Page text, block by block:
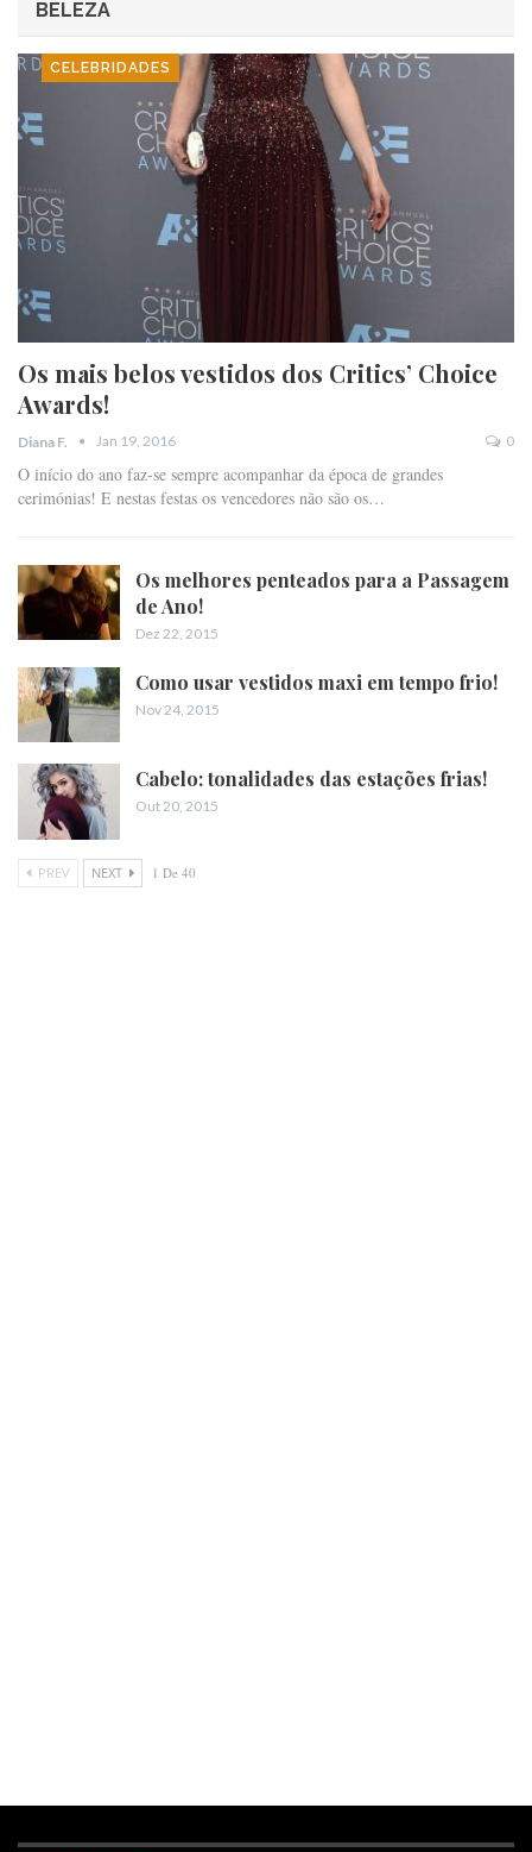
BELEZA
CELEBRIDADES
Os mais belos vestidos dos Critics’ Choice
Awards!
Diana F. Jan 19, 2016 0
O início do ano faz-se sempre acompanhar da época de grandes
cerimónias! E nestas festas os vencedores não são os…
Os melhores penteados para a Passagem
de Ano!
Dez 22, 2015
Como usar vestidos maxi em tempo frio!
Nov 24, 2015
Cabelo: tonalidades das estações frias!
Out 20, 2015
PREV NEXT 1 De 40